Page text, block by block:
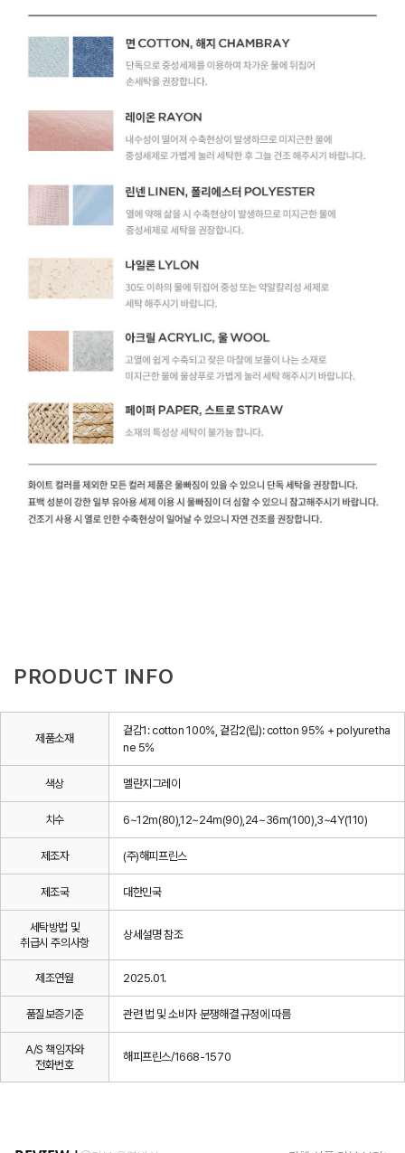
PRODUCT INFO
제품소재
겉감1: cotton 100%, 겉감2(립): cotton 95% + polyuretha
ne 5%
색상 멜란지그레이
치수 6~12m(80),12~24m(90),24~36m(100),3~4Y(110)
제조자 (주)해피프린스
제조국 대한민국
세탁방법 및
취급시 주의사항
상세설명 참조
제조연월 2025.01.
품질보증기준 관련 법 및 소비자 분쟁해결 규정에 따름
A/S 책임자와
전화번호
해피프린스/1668-1570